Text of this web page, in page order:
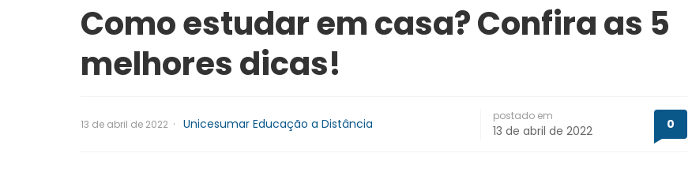
Como estudar em casa? Confira as 5
melhores dicas!
13 de abril de 2022 · Unicesumar Educação a Distância
postado em
13 de abril de 2022 0